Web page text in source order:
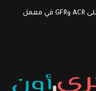
سعر تحليل وظائف الكلى ACR وGFR في معمل